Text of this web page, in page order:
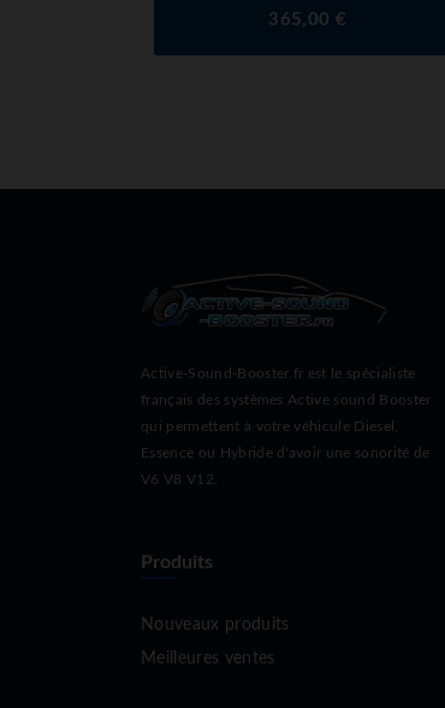
Prix
365,00 €
Active-Sound-Booster.fr est le spécialiste
français des systèmes Active sound Booster
qui permettent à votre véhicule Diesel,
Essence ou Hybride d'avoir une sonorité de
V6 V8 V12.
Produits
Nouveaux produits
Meilleures ventes